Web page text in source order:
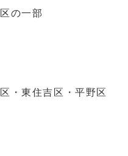
の一部
東住吉区・平野区